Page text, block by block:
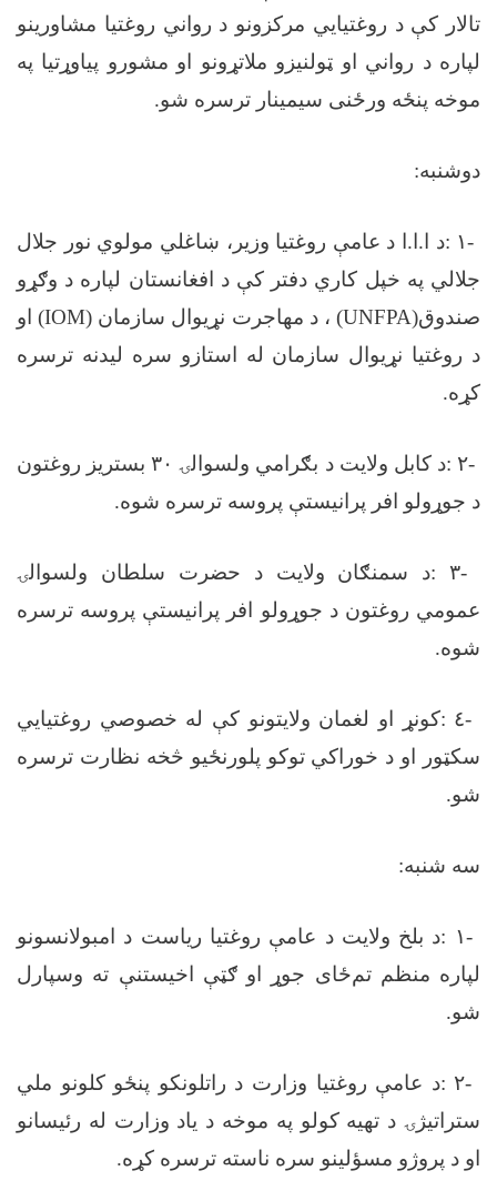
تالار کې د روغتیایي مرکزونو د رواني روغتیا مشاورینو
لپاره د رواني او ټولنیزو ملاتړونو او مشورو پیاوړتیا په
موخه پنځه ورځنی سیمینار ترسره شو.
دوشنبه:
-١ :د ا.ا.ا د عامې روغتیا وزیر، ښاغلي مولوي نور جلال
جلالي په خپل کاري دفتر کې د افغانستان لپاره د وګړو
صندوق(UNFPA) ، د مهاجرت نړیوال سازمان (IOM) او
د روغتیا نړیوال سازمان له استازو سره لیدنه ترسره
کړه.
-٢ :د کابل ولایت د بګرامي ولسوالۍ ۳۰ بستریز روغتون
د جوړولو افر پرانیستې پروسه ترسره شوه.
-٣ :د سمنګان ولایت د حضرت سلطان ولسوالۍ
عمومي روغتون د جوړولو افر پرانیستې پروسه ترسره
شوه.
-٤ :کونړ او لغمان ولایتونو کې له خصوصي روغتیايي
سکټور او د خوراکي توکو پلورنځیو څخه نظارت ترسره
شو.
سه شنبه:
-١ :د بلخ ولایت د عامې روغتیا ریاست د امبولانسونو
لپاره منظم تم‌ځای جوړ او ګټې اخیستنې ته وسپارل
شو.
-٢ :د عامې روغتیا وزارت د راتلونکو پنځو کلونو ملي
ستراتیژۍ د تهیه کولو په موخه د یاد وزارت له رئیسانو
او د پروژو مسؤلینو سره ناسته ترسره کړه.